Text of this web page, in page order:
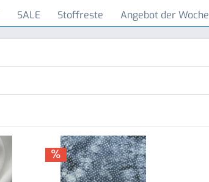
SALE Stoffreste Angebot der Woche